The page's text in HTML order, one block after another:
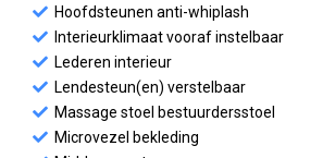
Hoofdsteunen anti-whiplash
Interieurklimaat vooraf instelbaar
Lederen interieur
Lendesteun(en) verstelbaar
Massage stoel bestuurdersstoel
Microvezel bekleding